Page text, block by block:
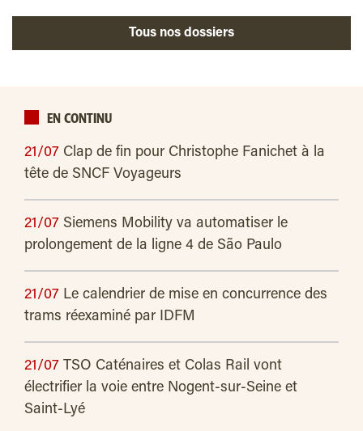
Tous nos dossiers
EN CONTINU
21/07 Clap de fin pour Christophe Fanichet à la
tête de SNCF Voyageurs
21/07 Siemens Mobility va automatiser le
prolongement de la ligne 4 de São Paulo
21/07 Le calendrier de mise en concurrence des
trams réexaminé par IDFM
21/07 TSO Caténaires et Colas Rail vont
électrifier la voie entre Nogent-sur-Seine et
Saint-Lyé